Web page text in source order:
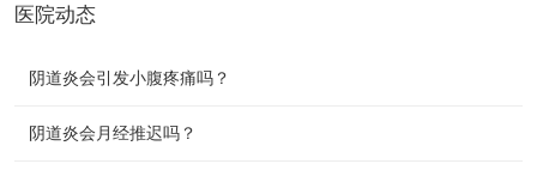
医院动态
阴道炎会引发小腹疼痛吗？
阴道炎会月经推迟吗？